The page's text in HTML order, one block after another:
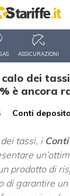
ASSICURAZIONI
dei
è ancora
Conti deposito
tassi, i Conti
prodotto di
di garantire